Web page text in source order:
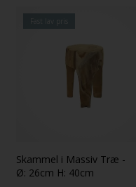
Skammel i Massiv Træ -
Ø: 26cm H: 40cm